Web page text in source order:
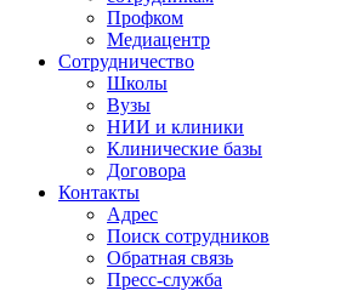
Профком
Медиацентр
Сотрудничество
Школы
Вузы
НИИ и клиники
Клинические базы
Договора
Контакты
Адрес
Поиск сотрудников
Обратная связь
Пресс-служба